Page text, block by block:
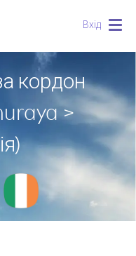
Вхід
кордон
>